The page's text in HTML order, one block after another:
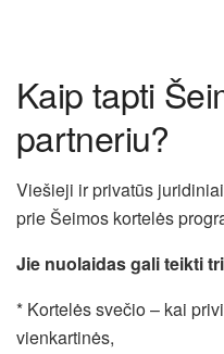
Kaip tapti
partneriu?
Viešieji ir privatūs
prie Šeimos kortelės
Jie nuolaidas gali teikti
* Kortelės svečio – kai
vienkartinės,